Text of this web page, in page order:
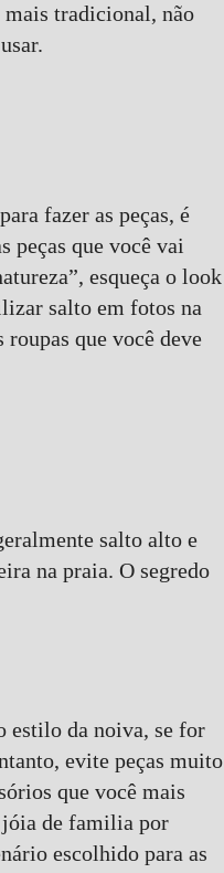
mais tradicional, não
fazer as peças, é
peças que você vai
esqueça o look
salto em fotos na
que você deve
salto alto e
na praia. O segredo
estilo da noiva, se for
evite peças muito
que você mais
jóia de familia por
escolhido para as